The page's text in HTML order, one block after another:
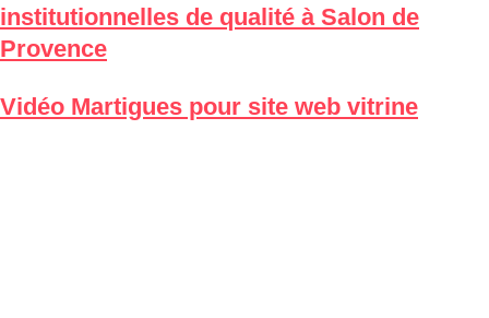
institutionnelles de qualité à Salon de
Provence
Vidéo Martigues pour site web vitrine